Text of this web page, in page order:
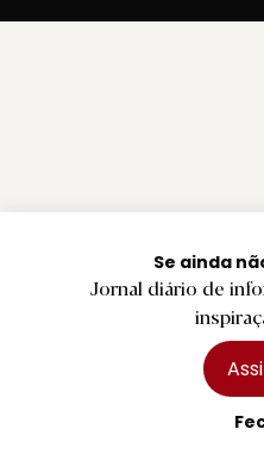
Se ainda
Jornal diário de